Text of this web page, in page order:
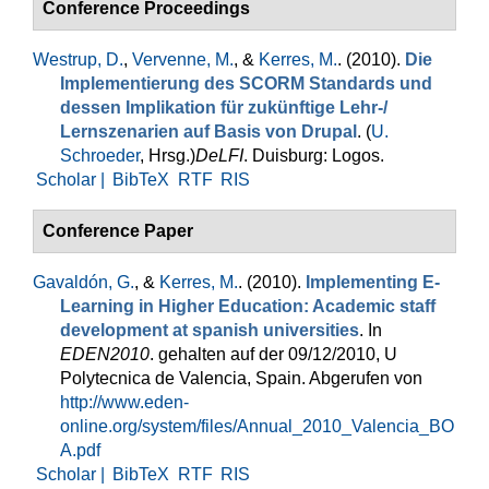
Conference Proceedings
Westrup, D., Vervenne, M., & Kerres, M.. (2010). Die
Implementierung des SCORM Standards und
dessen Implikation für zukünftige Lehr-/
Lernszenarien auf Basis von Drupal . (U.
Schroeder, Hrsg.)DeLFI. Duisburg: Logos.
Scholar |
BibTeX RTF RIS
Conference Paper
Gavaldón, G., & Kerres, M.. (2010). Implementing E-
Learning in Higher Education: Academic staff
development at spanish universities. In
EDEN2010. gehalten auf der 09/12/2010, U
Polytecnica de Valencia, Spain. Abgerufen von
http://www.eden-
online.org/system/files/Annual_2010_Valencia_BO
A.pdf
Scholar |
BibTeX RTF RIS